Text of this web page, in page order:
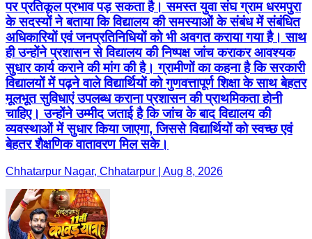
पर प्रतिकूल प्रभाव पड़ सकता है। समस्त युवा संघ ग्राम धरमपुरा
के सदस्यों ने बताया कि विद्यालय की समस्याओं के संबंध में संबंधित
अधिकारियों एवं जनप्रतिनिधियों को भी अवगत कराया गया है। साथ
ही उन्होंने प्रशासन से विद्यालय की निष्पक्ष जांच कराकर आवश्यक
सुधार कार्य कराने की मांग की है। ग्रामीणों का कहना है कि सरकारी
विद्यालयों में पढ़ने वाले विद्यार्थियों को गुणवत्तापूर्ण शिक्षा के साथ बेहतर
मूलभूत सुविधाएं उपलब्ध कराना प्रशासन की प्राथमिकता होनी
चाहिए। उन्होंने उम्मीद जताई है कि जांच के बाद विद्यालय की
व्यवस्थाओं में सुधार किया जाएगा, जिससे विद्यार्थियों को स्वच्छ एवं
बेहतर शैक्षणिक वातावरण मिल सके।
Chhatarpur Nagar, Chhatarpur | Aug 8, 2026